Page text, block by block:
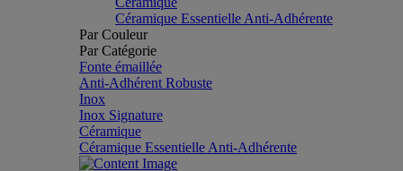
Céramique Essentielle Anti-Adhérente
Par Couleur
Par Catégorie
Fonte émaillée
Anti-Adhérent Robuste
Inox
Inox Signature
Céramique
Céramique Essentielle Anti-Adhérente